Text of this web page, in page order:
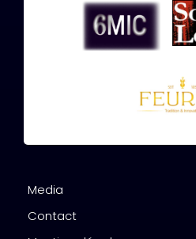
Media
Contact